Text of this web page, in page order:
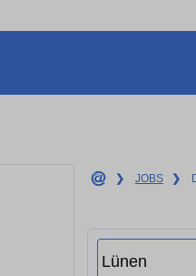
❯ JOBS ❯